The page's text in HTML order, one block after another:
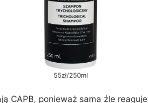
55zł/250ml
CAPB, ponieważ sama źle